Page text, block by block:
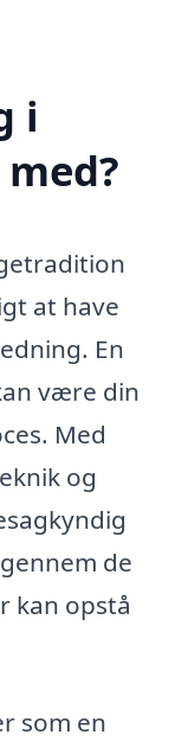
i
at have
En
være din
Med
og
de
kan opstå
som en